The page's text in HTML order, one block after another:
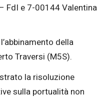
FdI e 7-00144 Valentina
della
Traversi (M5S).
la risoluzione
sulla portualità non